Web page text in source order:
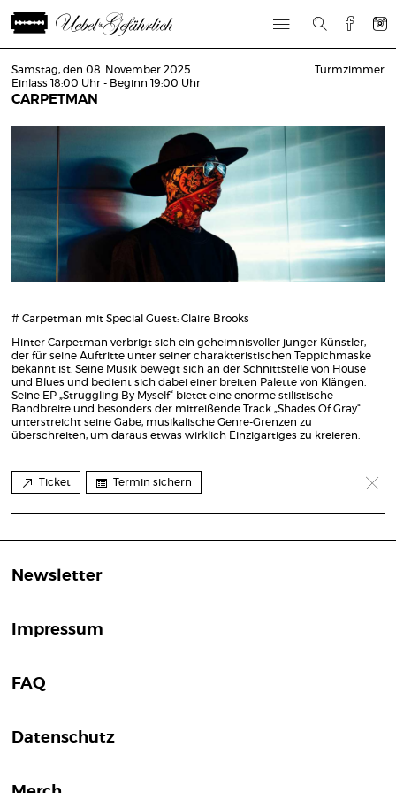
Samstag, den 08. November 2025
Einlass 18:00 Uhr - Beginn 19:00 Uhr
CARPETMAN
Turmzimmer
# Carpetman mit Special Guest: Claire Brooks
Hinter Carpetman verbrigt sich ein geheimnisvoller junger Künstler,
der für seine Auftritte unter seiner charakteristischen Teppichmaske
bekannt ist. Seine Musik bewegt sich an der Schnittstelle von House
und Blues und bedient sich dabei einer breiten Palette von Klängen.
Seine EP „Struggling By Myself“ bietet eine enorme stilistische
Bandbreite und besonders der mitreißende Track „Shades Of Gray“
unterstreicht seine Gabe, musikalische Genre-Grenzen zu
überschreiten, um daraus etwas wirklich Einzigartiges zu kreieren.
Ticket Termin sichern
Newsletter
Impressum
FAQ
Datenschutz